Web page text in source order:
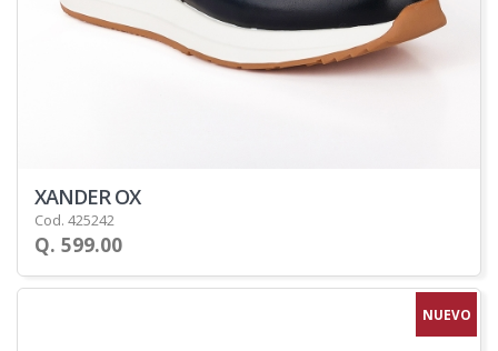
XANDER OX
Cod. 425242
Q. 599.00
NUEVO